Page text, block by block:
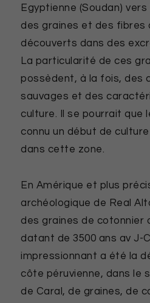
Egyptienne (Soudan) vers
des graines et des fibres
découverts dans des
La particularité de ces
possèdent, à la fois, des
sauvages et des
culture. Il se pourrait que
connu un début de
dans cette zone.
En Amérique et plus
archéologique de Real
des graines de cotonnier
datant de 3500 ans av J-
impressionnant a été la
côte péruvienne, dans le
de Caral, de graines, de